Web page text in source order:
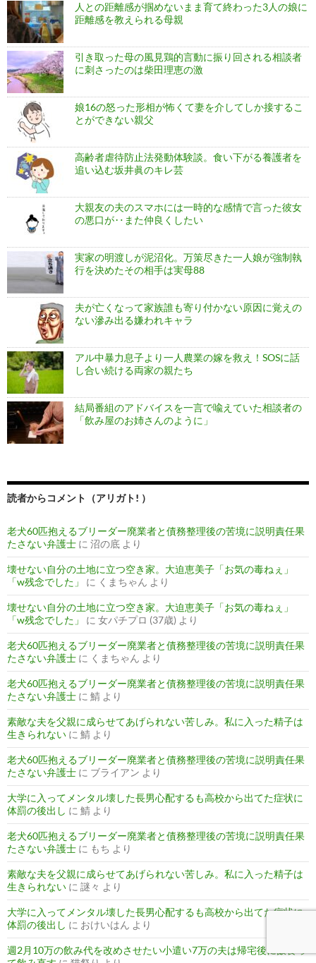
人との距離感が掴めないまま育て終わった3人の娘に
距離感を教えられる母親
引き取った母の風見鶏的言動に振り回される相談者
に刺さったのは柴田理恵の激
娘16の怒った形相が怖くて妻を介してしか接するこ
とができない親父
高齢者虐待防止法発動体験談。食い下がる養護者を
追い込む坂井眞のキレ芸
大親友の夫のスマホには一時的な感情で言った彼女
の悪口が‥また仲良くしたい
実家の明渡しが泥沼化。万策尽きた一人娘が強制執
行を決めたその相手は実母88
夫が亡くなって家族誰も寄り付かない原因に覚えの
ない滲み出る嫌われキャラ
アル中暴力息子より一人農業の嫁を救え！SOSに話
し合い続ける両家の親たち
結局番組のアドバイスを一言で喩えていた相談者の
「飲み屋のお姉さんのように」
読者からコメント（アリガト! ）
老犬60匹抱えるブリーダー廃業者と債務整理後の苦境に説明責任果
たさない弁護士 に 沼の底 より
壊せない自分の土地に立つ空き家。大迫恵美子「お気の毒ねぇ」
「w残念でした」
に くまちゃん より
壊せない自分の土地に立つ空き家。大迫恵美子「お気の毒ねぇ」
「w残念でした」
に 女パチプロ (37歳) より
老犬60匹抱えるブリーダー廃業者と債務整理後の苦境に説明責任果
たさない弁護士 に くまちゃん より
老犬60匹抱えるブリーダー廃業者と債務整理後の苦境に説明責任果
たさない弁護士 に 鯖 より
素敵な夫を父親に成らせてあげられない苦しみ。私に入った精子は
生きられない に 鯖 より
老犬60匹抱えるブリーダー廃業者と債務整理後の苦境に説明責任果
たさない弁護士 に ブライアン より
大学に入ってメンタル壊した長男心配するも高校から出てた症状に
体罰の後出し に 鯖 より
老犬60匹抱えるブリーダー廃業者と債務整理後の苦境に説明責任果
たさない弁護士 に もち より
素敵な夫を父親に成らせてあげられない苦しみ。私に入った精子は
生きられない に 謎々 より
大学に入ってメンタル壊した長男心配するも高校から出てた症状に
体罰の後出し に おけいはん より
週2月10万の飲み代を改めさせたい小遣い7万の夫は帰宅後に飯食っ